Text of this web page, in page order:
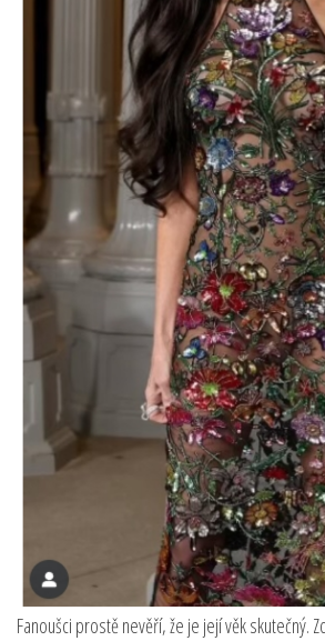
Fanoušci prostě nevěří, že je její věk skutečný.